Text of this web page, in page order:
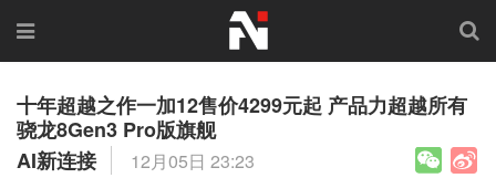
十年超越之作一加12售价4299元起 产品力超越所有
骁龙8Gen3 Pro版旗舰
AI新连接
12月05日 23:23